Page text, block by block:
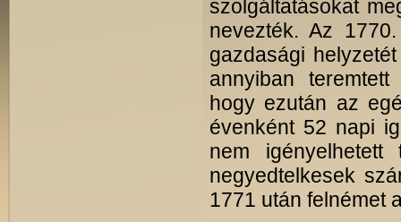
szolgáltatásokat
nevezték. Az
gazdasági
annyiban
hogy ezután az
évenként 52 napi
nem
negyedtelkesek
1771 után felnémet